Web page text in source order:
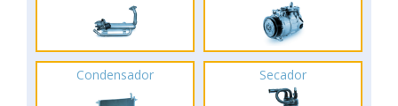
Condensador Secador